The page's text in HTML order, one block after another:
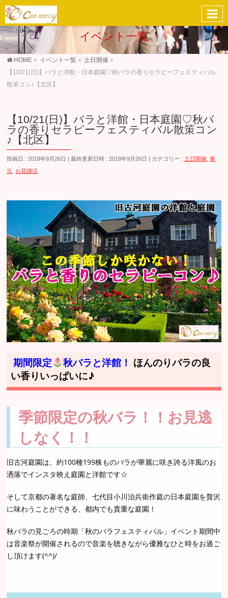
イベント一覧
HOME » イベント一覧 » 土日開催 »
【10/21(日)】バラと洋館・日本庭園♡秋バラの香りセラピーフェスティバル
散策コン♪【北区】
【10/21(日)】バラと洋館・日本庭園♡秋バ
ラの香りセラピーフェスティバル散策コン
♪【北区】
投稿日 : 2018年9月26日 最終更新日時 : 2018年9月26日 カテゴリー : 土日開催 ,東
京 お花婚活
期間限定 秋バラと洋館！ ほんのりバラの良
い香りいっぱいに♪
季節限定の秋バラ！！お見逃
しなく！！
旧古河庭園は、約100種199株ものバラが華麗に咲き誇る洋風のお
洒落でインスタ映え庭園と洋館です☆
そして京都の著名な庭師、七代目小川治兵衛作庭の日本庭園を贅沢
に味わうことができる、都内でも貴重な庭園！
秋バラの見ごろの時期「秋のバラフェスティバル」イベント期間中
は音楽祭が開催されるので音楽を聴きながら優雅なひと時をお過ご
し頂けます(^^)/